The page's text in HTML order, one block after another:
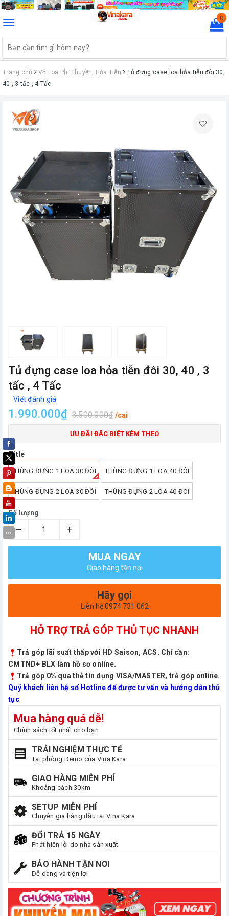
Toggle
0
Trang chủ Vỏ Loa Phi Thuyền, Hỏa Tiễn
Tủ đựng case loa hỏa tiễn đôi 30,
40 , 3 tấc , 4 Tấc
Tủ đựng case loa hỏa tiễn đôi 30, 40 , 3
tấc , 4 Tấc
Viết đánh giá
1.990.000₫ 3.500.000₫ /cai
ƯU ĐÃI ĐẶC BIỆT KÈM THEO
Title
THÙNG ĐỰNG 1 LOA 30 ĐÔI THÙNG ĐỰNG 1 LOA 40 ĐÔI
THÙNG ĐỰNG 2 LOA 30 ĐÔI THÙNG ĐỰNG 2 LOA 40 ĐÔI
Số lượng
– +
MUA NGAY
Giao hàng tận nơi
Hãy gọi
Liên hệ 0974 731 062
HỖ TRỢ TRẢ GÓP THỦ TỤC NHANH
Trả góp lãi suất thấp với HD Saison, ACS. Chỉ cần:
CMTND+ BLX làm hồ sơ online.
Trả góp 0% qua thẻ tín dụng VISA/MASTER, trả góp online.
Quý khách liên hệ số Hotline để được tư vấn và hướng dẫn thủ
tục
Mua hàng quá dễ!
Chính sách tốt nhất cho bạn
TRẢI NGHIỆM THỰC TẾ
Tại phòng Demo của Vina Kara
GIAO HÀNG MIỄN PHÍ
Khoảng cách 30km
SETUP MIỄN PHÍ
Chuyên gia hàng đầu tại Vina Kara
ĐỔI TRẢ 15 NGÀY
Phát hiện lỗi do nhà sản xuất
BẢO HÀNH TẬN NƠI
Dễ dàng và tiện lợi